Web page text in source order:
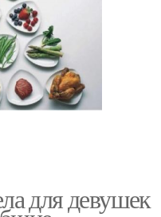
для девушек